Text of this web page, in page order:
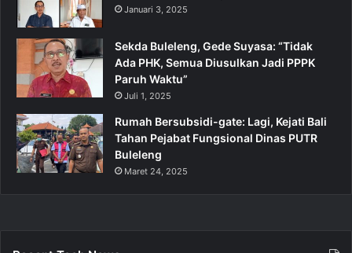
Januari 3, 2025
Sekda Buleleng, Gede Suyasa: “Tidak
Ada PHK, Semua Diusulkan Jadi PPPK
Paruh Waktu”
Juli 1, 2025
Rumah Bersubsidi-gate: Lagi, Kejati Bali
Tahan Pejabat Fungsional Dinas PUTR
Buleleng
Maret 24, 2025